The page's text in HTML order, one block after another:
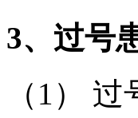
3、过号
（1）